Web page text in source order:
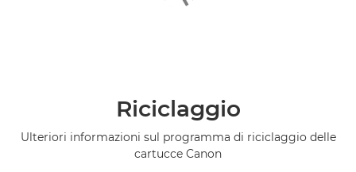
Riciclaggio
Ulteriori informazioni sul programma di riciclaggio delle
cartucce Canon